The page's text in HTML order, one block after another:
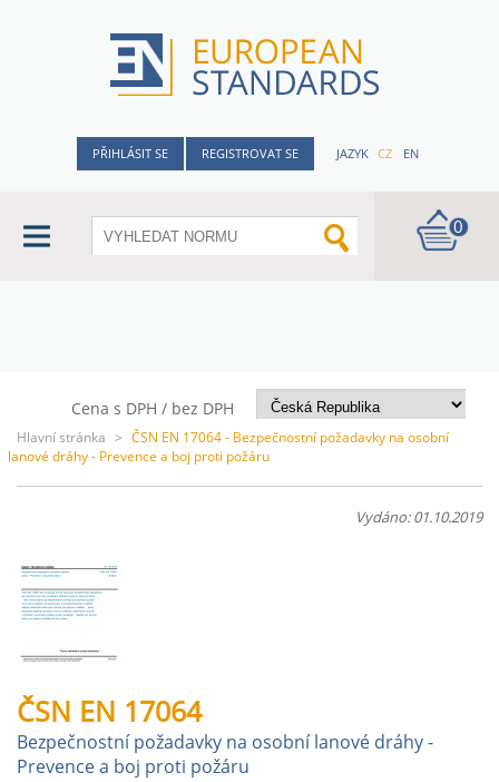
PŘIHLÁSIT SE REGISTROVAT SE JAZYK CZ EN
0
Cena s DPH / bez DPH
Hlavní stránka > ČSN EN 17064 - Bezpečnostní požadavky na osobní
lanové dráhy - Prevence a boj proti požáru
Vydáno: 01.10.2019
ČSN EN 17064
Bezpečnostní požadavky na osobní lanové dráhy -
Prevence a boj proti požáru